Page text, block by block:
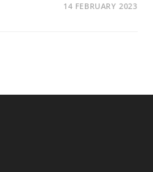
14 FEBRUARY 2023